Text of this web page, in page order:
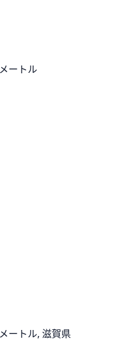
ートル
ートル, 滋賀県